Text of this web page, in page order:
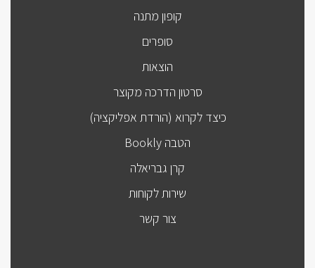
קופון מתנה
סופרים
הוצאות
סרטון הדרכה מקוצר
כיצד לקרוא (הורדת אפליקציה)
הטבה Bookly
קרן גבריאלה
שירות לקוחות
צור קשר